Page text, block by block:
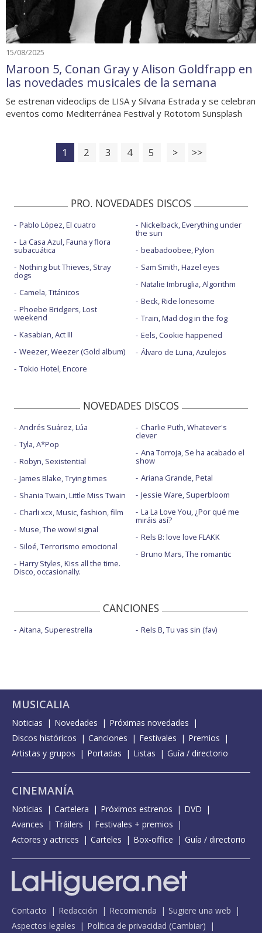
15/08/2025
Maroon 5, Conan Gray y Alison Goldfrapp en
las novedades musicales de la semana
Se estrenan videoclips de LISA y Silvana Estrada y se celebran
eventos como Mediterránea Festival y Rototom Sunsplash
1 2 3 4 5 > >>
PRO. NOVEDADES DISCOS
Pablo López, El cuatro
La Casa Azul, Fauna y flora
subacuática
Nothing but Thieves, Stray
dogs
Camela, Titánicos
Phoebe Bridgers, Lost
weekend
Kasabian, Act III
Weezer, Weezer (Gold album)
Tokio Hotel, Encore
Nickelback, Everything under
the sun
beabadoobee, Pylon
Sam Smith, Hazel eyes
Natalie Imbruglia, Algorithm
Beck, Ride lonesome
Train, Mad dog in the fog
Eels, Cookie happened
Álvaro de Luna, Azulejos
NOVEDADES DISCOS
Andrés Suárez, Lúa
Tyla, A*Pop
Robyn, Sexistential
James Blake, Trying times
Shania Twain, Little Miss Twain
Charli xcx, Music, fashion, film
Muse, The wow! signal
Siloé, Terrorismo emocional
Harry Styles, Kiss all the time.
Disco, occasionally.
Charlie Puth, Whatever's
clever
Ana Torroja, Se ha acabado el
show
Ariana Grande, Petal
Jessie Ware, Superbloom
La La Love You, ¿Por qué me
miráis así?
Rels B: love love FLAKK
Bruno Mars, The romantic
CANCIONES
Aitana, Superestrella Rels B, Tu vas sin (fav)
MUSICALIA
Noticias Novedades
Próximas novedades
Discos históricos
Canciones Festivales
Premios
Artistas y grupos
Portadas Listas Guía / directorio
CINEMANÍA
Noticias Cartelera Próximos estrenos
DVD
Avances
Tráilers
Festivales + premios
Actores y actrices
Carteles Box-office Guía / directorio
Contacto Redacción Recomienda
Sugiere una web
Aspectos legales
Política de privacidad (Cambiar)